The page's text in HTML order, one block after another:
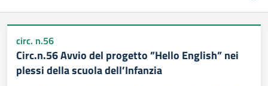
circ. n.56
Circ.n.56 Avvio del progetto ”Hello English” nei
plessi della scuola dell’Infanzia